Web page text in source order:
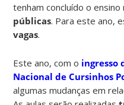
tenham concluído o
públicas. Para este ano,
vagas.
Este ano, com o ingresso
Nacional de Cursinhos
algumas mudanças em